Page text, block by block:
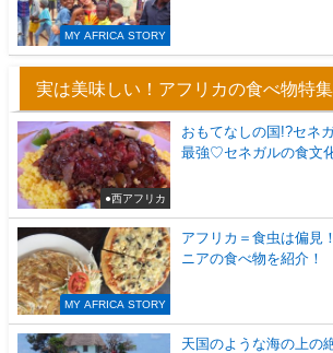
MY AFRICA STORY
実は美味しい！アフリカの食べ物特
●西アフリカ
おもてなしの国!?セネ
最強♡セネガルの食文
MY AFRICA STORY
アフリカ＝食虫は偏見
ニアの食べ物を紹介！
天国のような海の上の